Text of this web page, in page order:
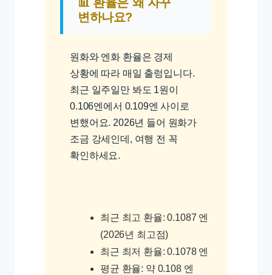
📊 환율은 왜 자꾸
변하나요?
원화와 엔화 환율은 경제
상황에 따라 매일 출렁입니다.
최근 일주일만 봐도 1원이
0.106엔에서 0.109엔 사이로
변했어요. 2026년 들어 원화가
조금 강세인데, 여행 전 꼭
확인하세요.
최근 최고 환율: 0.1087 엔
(2026년 최고점)
최근 최저 환율: 0.1078 엔
평균 환율: 약 0.108 엔